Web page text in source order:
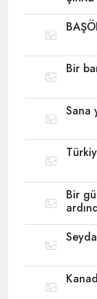
Bir
Sana
Bir